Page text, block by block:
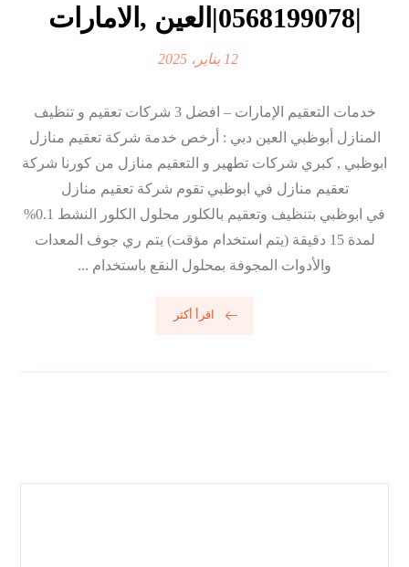
|0568199078|العين ,الامارات
12 يناير، 2025
خدمات التعقيم الإمارات – افضل 3 شركات تعقيم و تنظيف
المنازل أبوظبي العين دبي : أرخص خدمة شركة تعقيم منازل
ابوظبي , كبري شركات تطهير و التعقيم منازل من كورنا شركة
تعقيم منازل في ابوظبي تقوم شركة تعقيم منازل
في ابوظبي بتنظيف وتعقيم بالكلور محلول الكلور النشط 0.1%
لمدة 15 دقيقة (يتم استخدام مؤقت) يتم ري جوف المعدات
والأدوات المجوفة بمحلول النقع باستخدام ...
اقرأ أكثر